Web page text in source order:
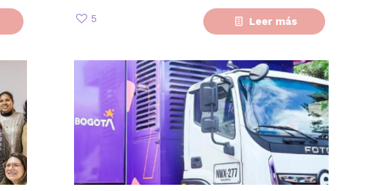
5 Leer más